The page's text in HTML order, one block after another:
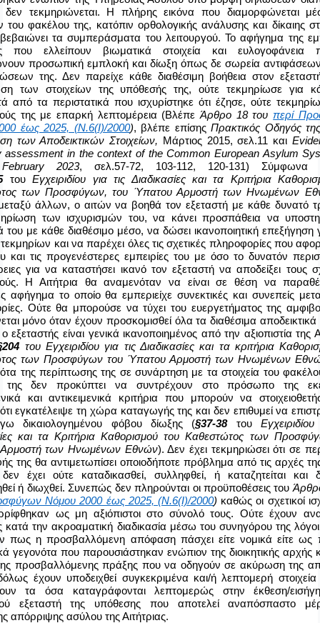
δεν τεκμηριώνεται. Η πλήρης εικόνα που διαμορφώνεται
του φακέλου της, κατόπιν ορθολογικής ανάλυσης και δίκαιης
τα συμπεράσματα του λειτουργού. Το αφήγημα της
που ελλείπουν βιωματικά στοιχεία και
προσωπική εμπλοκή και δίωξη όπως δε σωρεία
της. Δεν παρείχε κάθε διαθέσιμη βοήθεια στον
των στοιχείων της υπόθεσής της, ούτε τεκμηρίωσε για
από τα περιστατικά που ισχυρίστηκε ότι έζησε, ούτε
της με επαρκή λεπτομέρεια (ΒλέπεΆρθρο 18 του περί
έως 2025, (Ν.6(Ι)/2000), βλέπε επίσηςΠρακτικός Οδηγός
των Αποδεικτικών Στοιχείων, Μάρτιος 2015, σελ.11 και
assessment in the context of the Common European Asylum
February2023, σελ.57-72, 103-112, 120-131) Σύμφωνα
τουΕγχειριδίου για τις Διαδικασίες και τα Κριτήρια
των Προσφύγων, του Ύπατου Αρμοστή των Ηνωμένων
άλλων, ο αιτών να βοηθά τον εξεταστή με κάθε δυνατό
των ισχυρισμών του, να κάνει προσπάθεια να
του με κάθε διαθέσιμο μέσο, να δώσει ικανοποιητική επεξήγηση
και να παρέχει όλες τις σχετικές πληροφορίες που
και τις προγενέστερες εμπειρίες του με όσο το δυνατόν
για να καταστήσει ικανό τον εξεταστή να αποδείξει τους
Η Αιτήτρια θα αναμενόταν να είναι σε θέση να
αφήγημα το οποίο θα εμπεριείχε συνεκτικές και συνεπείς
Ούτε θα μπορούσε να τύχει του ευεργετήματος της
μόνο όταν έχουν προσκομισθεί όλα τα διαθέσιμα αποδεικτικά
εξεταστής είναι γενικά ικανοποιημένος από την αξιοπιστία της
του Εγχειριδίου για τις Διαδικασίες και τα κριτήρια
των Προσφύγων του Ύπατου Αρμοστή των Ηνωμένων
της περίπτωσης της σε συνάρτηση με τα στοιχεία του
της δεν προκύπτει να συντρέχουν στο πρόσωπο της
και αντικειμενικά κριτήρια που μπορούν να
εγκατέλειψε τη χώρα καταγωγής της και δεν επιθυμεί να
δικαιολογημένου φόβου δίωξης (§37-38του
και τα Κριτήρια Καθορισμού του Καθεστώτος των
των Ηνωμένων Εθνών). Δεν έχει τεκμηριώσει ότι σε
της θα αντιμετωπίσει οποιοδήποτε πρόβλημα από τις αρχές
έχει ούτε καταδικασθεί, συλληφθεί, ή καταζητείται και
ή διωχθεί. Συνεπώς δεν πληρούνται οι προϋποθέσεις του
Νόμου 2000 έως 2025, (Ν.6(Ι)/2000) καθώς οι σχετικοί
ως μη αξιόπιστοι στο σύνολό τους. Ούτε έχουν
την ακροαματική διαδικασία μέσω του συνηγόρου της
πως η προσβαλλόμενη απόφαση πάσχει είτε νομικά είτε ως
γεγονότα που παρουσιάστηκαν ενώπιον της διοικητικής αρχής
προσβαλλόμενης πράξης που να οδηγούν σε ακύρωση της
έχουν υποδειχθεί συγκεκριμένα και/ή λεπτομερή
τα όσα καταγράφονται λεπτομερώς στην έκθεση/
εξεταστή της υπόθεσης που αποτελεί αναπόσπαστο
απόρριψης ασύλου της Αιτήτριας.